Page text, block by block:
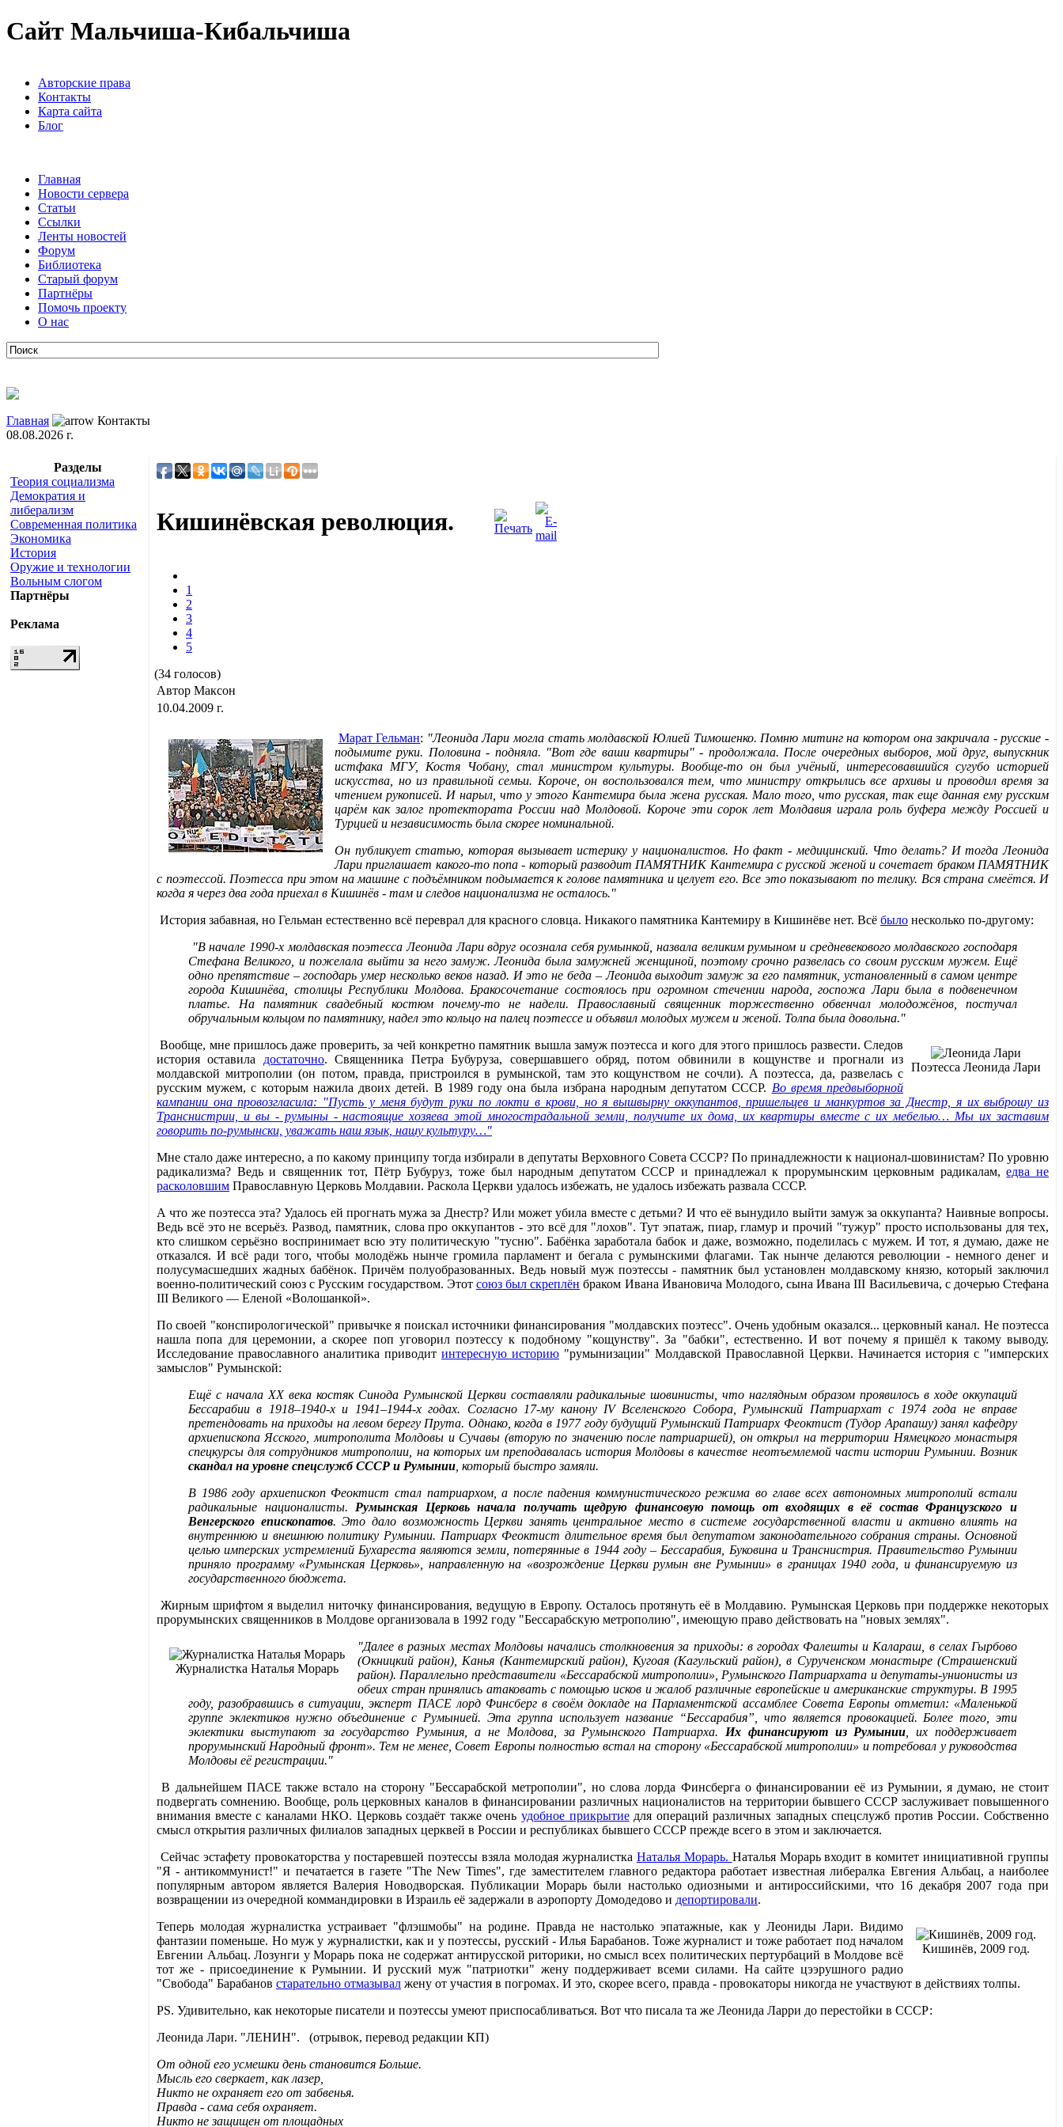
Сайт Мальчиша-Кибальчиша
Авторские права
Контакты
Карта сайта
Блог
Главная
Новости сервера
Статьи
Ссылки
Ленты новостей
Форум
Библиотека
Старый форум
Партнёры
Помочь проекту
О нас
Главная
Контакты
08.08.2026 г.
Разделы
Теория социализма
Демократия и
либерализм
Современная политика
Экономика
История
Оружие и технологии
Вольным слогом
Партнёры
Реклама
Кишинёвская революция.
1
2
3
4
5
(34 голосов)
Автор Максон
10.04.2009 г.
Марат Гельман: "Леонида Лари могла стать молдавской Юлией Тимошенко. Помню митинг на котором она закричала - русские -
подымите руки. Половина - подняла. "Вот где ваши квартиры" - продолжала. После очередных выборов, мой друг, выпускник
истфака МГУ, Костя Чобану, стал министром культуры. Вообще-то он был учёный, интересовавшийся сугубо историей
искусства, но из правильной семьи. Короче, он воспользовался тем, что министру открылись все архивы и проводил время за
чтением рукописей. И нарыл, что у этого Кантемира была жена русская. Мало того, что русская, так еще данная ему русским
царём как залог протектората России над Молдовой. Короче эти сорок лет Молдавия играла роль буфера между Россией и
Турцией и независимость была скорее номинальной.
Он публикует статью, которая вызывает истерику у националистов. Но факт - медицинский. Что делать? И тогда Леонида
Лари приглашает какого-то попа - который разводит ПАМЯТНИК Кантемира с русской женой и сочетает браком ПАМЯТНИК
с поэтессой. Поэтесса при этом на машине с подъёмником подымается к голове памятника и целует его. Все это показывают по телику. Вся страна смеётся. И
когда я через два года приехал в Кишинёв - там и следов национализма не осталось."
История забавная, но Гельман естественно всё переврал для красного словца. Никакого памятника Кантемиру в Кишинёве нет. Всё было несколько по-другому:
"В начале 1990-х молдавская поэтесса Леонида Лари вдруг осознала себя румынкой, назвала великим румыном и средневекового молдавского господаря
Стефана Великого, и пожелала выйти за него замуж. Леонида была замужней женщиной, поэтому срочно развелась со своим русским мужем. Ещё
одно препятствие – господарь умер несколько веков назад. И это не беда – Леонида выходит замуж за его памятник, установленный в самом центре
города Кишинёва, столицы Республики Молдова. Бракосочетание состоялось при огромном стечении народа, госпожа Лари была в подвенечном
платье. На памятник свадебный костюм почему-то не надели. Православный священник торжественно обвенчал молодожёнов, постучал
обручальным кольцом по памятнику, надел это кольцо на палец поэтессе и объявил молодых мужем и женой. Толпа была довольна."
Поэтесса Леонида Лари
Вообще, мне пришлось даже проверить, за чей конкретно памятник вышла замуж поэтесса и кого для этого пришлось развести. Следов
история оставила достаточно. Священника Петра Бубуруза, совершавшего обряд, потом обвинили в кощунстве и прогнали из
молдавской митрополии (он потом, правда, пристроился в румынской, там это кощунством не сочли). А поэтесса, да, развелась с
русским мужем, с которым нажила двоих детей. В 1989 году она была избрана народным депутатом СССР. Во время предвыборной
кампании она провозгласила: "Пусть у меня будут руки по локти в крови, но я вышвырну оккупантов, пришельцев и манкуртов за Днестр, я их выброшу из
Транснистрии, и вы - румыны - настоящие хозяева этой многострадальной земли, получите их дома, их квартиры вместе с их мебелью… Мы их заставим
говорить по-румынски, уважать наш язык, нашу культуру…"
Мне стало даже интересно, а по какому принципу тогда избирали в депутаты Верховного Совета СССР? По принадлежности к национал-шовинистам? По уровню
радикализма? Ведь и священник тот, Пётр Бубуруз, тоже был народным депутатом СССР и принадлежал к прорумынским церковным радикалам,едва не
расколовшим Православную Церковь Молдавии. Раскола Церкви удалось избежать, не удалось избежать развала СССР.
А что же поэтесса эта? Удалось ей прогнать мужа за Днестр? Или может убила вместе с детьми? И что её вынудило выйти замуж за оккупанта? Наивные вопросы.
Ведь всё это не всерьёз. Развод, памятник, слова про оккупантов - это всё для "лохов". Тут эпатаж, пиар, гламур и прочий "тужур" просто использованы для тех,
кто слишком серьёзно воспринимает всю эту политическую "тусню". Бабёнка заработала бабок и даже, возможно, поделилась с мужем. И тот, я думаю, даже не
отказался. И всё ради того, чтобы молодёжь нынче громила парламент и бегала с румынскими флагами. Так нынче делаются революции - немного денег и
полусумасшедших жадных бабёнок. Причём полуобразованных. Ведь новый муж поэтессы - памятник был установлен молдавскому князю, который заключил
военно-политический союз с Русским государством. Этот союз был скреплён браком Ивана Ивановича Молодого, сына Ивана III Васильевича, с дочерью Стефана
III Великого — Еленой «Волошанкой».
По своей "конспирологической" привычке я поискал источники финансирования "молдавских поэтесс". Очень удобным оказался... церковный канал. Не поэтесса
нашла попа для церемонии, а скорее поп уговорил поэтессу к подобному "кощунству". За "бабки", естественно. И вот почему я пришёл к такому выводу.
Исследование православного аналитика приводит интересную историю "румынизации" Молдавской Православной Церкви. Начинается история с "имперских
замыслов" Румынской:
Ещё с начала ХХ века костяк Синода Румынской Церкви составляли радикальные шовинисты, что наглядным образом проявилось в ходе оккупаций
Бессарабии в 1918–1940-х и 1941–1944-х годах. Согласно 17-му канону IV Вселенского Собора, Румынский Патриархат с 1974 года не вправе
претендовать на приходы на левом берегу Прута. Однако, когда в 1977 году будущий Румынский Патриарх Феоктист (Тудор Арапашу) занял кафедру
архиепископа Ясского, митрополита Молдовы и Сучавы (вторую по значению после патриаршей), он открыл на территории Нямецкого монастыря
спецкурсы для сотрудников митрополии, на которых им преподавалась история Молдовы в качестве неотъемлемой части истории Румынии. Возник
скандал на уровне спецслужб СССР и Румынии , который быстро замяли.
В 1986 году архиепископ Феоктист стал патриархом, а после падения коммунистического режима во главе всех автономных митрополий встали
радикальные националисты. Румынская Церковь начала получать щедрую финансовую помощь от входящих в её состав Французского и
Венгерского епископатов. Это дало возможность Церкви занять центральное место в системе государственной власти и активно влиять на
внутреннюю и внешнюю политику Румынии. Патриарх Феоктист длительное время был депутатом законодательного собрания страны. Основной
целью имперских устремлений Бухареста являются земли, потерянные в 1944 году – Бессарабия, Буковина и Транснистрия. Правительство Румынии
приняло программу «Румынская Церковь», направленную на «возрождение Церкви румын вне Румынии» в границах 1940 года, и финансируемую из
государственного бюджета.
Жирным шрифтом я выделил ниточку финансирования, ведущую в Европу. Осталось протянуть её в Молдавию. Румынская Церковь при поддержке некоторых
прорумынских священников в Молдове организовала в 1992 году "Бессарабскую метрополию", имеющую право действовать на "новых землях".
Журналистка Наталья Морарь
"Далее в разных местах Молдовы начались столкновения за приходы: в городах Фалешты и Калараш, в селах Гырбово
(Окницкий район), Канья (Кантемирский район), Кугоая (Кагульский район), в Сурученском монастыре (Страшенский
район). Параллельно представители «Бессарабской митрополии», Румынского Патриархата и депутаты-унионисты из
обеих стран принялись атаковать с помощью исков и жалоб различные европейские и американские структуры. В 1995
году, разобравшись в ситуации, эксперт ПАСЕ лорд Финсберг в своём докладе на Парламентской ассамблее Совета Европы отметил: «Маленькой
группе эклектиков нужно объединение с Румынией. Эта группа использует название “Бессарабия”, что является провокацией. Более того, эти
эклектики выступают за государство Румыния, а не Молдова, за Румынского Патриарха. Их финансируют из Румынии , их поддерживает
прорумынский Народный фронт». Тем не менее, Совет Европы полностью встал на сторону «Бессарабской митрополии» и потребовал у руководства
Молдовы её регистрации."
В дальнейшем ПАСЕ также встало на сторону "Бессарабской метрополии", но слова лорда Финсберга о финансировании её из Румынии, я думаю, не стоит
подвергать сомнению. Вообще, роль церковных каналов в финансировании различных националистов на территории бывшего СССР заслуживает повышенного
внимания вместе с каналами НКО. Церковь создаёт также очень удобное прикрытиедля операций различных западных спецслужб против России. Собственно
смысл открытия различных филиалов западных церквей в России и республиках бывшего СССР прежде всего в этом и заключается.
Сейчас эстафету провокаторства у постаревшей поэтессы взяла молодая журналистка Наталья Морарь. Наталья Морарь входит в комитет инициативной группы
"Я - антикоммунист!" и печатается в газете "The New Times", где заместителем главного редактора работает известная либералка Евгения Альбац, а наиболее
популярным автором является Валерия Новодворская. Публикации Морарь были настолько одиозными и антироссийскими, что 16 декабря 2007 года при
возвращении из очередной коммандировки в Израиль её задержали в аэропорту Домодедово и депортировали.
Кишинёв, 2009 год.
Теперь молодая журналистка устраивает "флэшмобы" на родине. Правда не настолько эпатажные, как у Леониды Лари. Видимо
фантазии поменьше. Но муж у журналистки, как и у поэтессы, русский - Илья Барабанов. Тоже журналист и тоже работает под началом
Евгении Альбац. Лозунги у Морарь пока не содержат антирусской риторики, но смысл всех политических пертурбаций в Молдове всё
тот же - присоединение к Румынии. И русский муж "патриотки" жену поддерживает всеми силами. На сайте цээрушного радио
"Свобода" Барабанов старательно отмазывал жену от участия в погромах. И это, скорее всего, правда - провокаторы никогда не участвуют в действиях толпы.
PS. Удивительно, как некоторые писатели и поэтессы умеют приспосабливаться. Вот что писала та же Леонида Ларри до перестойки в СССР:
Леонида Лари. "ЛЕНИН". (отрывок, перевод редакции КП)
От одной его усмешки день становится Больше.
Мысль его сверкает, как лазер,
Никто не охраняет его от забвенья.
Правда - сама себя охраняет.
Никто не защищен от площадных